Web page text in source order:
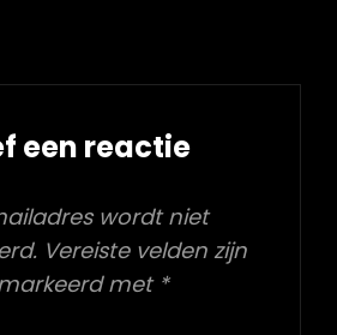
een reactie
wordt niet
Vereiste velden zijn
met *